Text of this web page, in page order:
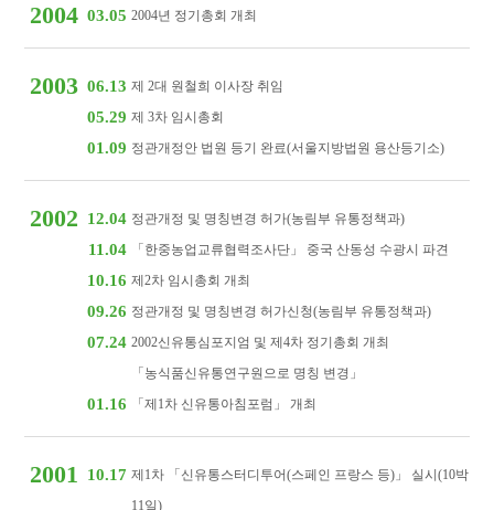
2004 03.05 2004년 정기총회 개최
2003 06.13 제 2대 원철희 이사장 취임
05.29 제 3차 임시총회
01.09 정관개정안 법원 등기 완료(서울지방법원 용산등기소)
2002 12.04 정관개정 및 명칭변경 허가(농림부 유통정책과)
11.04 「한중농업교류협력조사단」 중국 산동성 수광시 파견
10.16 제2차 임시총회 개최
09.26 정관개정 및 명칭변경 허가신청(농림부 유통정책과)
07.24 2002신유통심포지엄 및 제4차 정기총회 개최
「농식품신유통연구원으로 명칭 변경」
01.16 「제1차 신유통아침포럼」 개최
2001 10.17 제1차 「신유통스터디투어(스페인 프랑스 등)」 실시(10박
11일)